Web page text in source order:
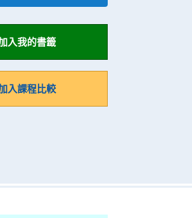
入我的書籤
入課程比較